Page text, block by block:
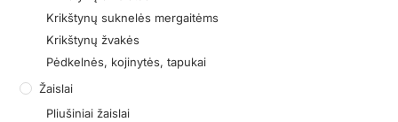
Krikštynų suknelės mergaitėms
Krikštynų žvakės
Pėdkelnės, kojinytės, tapukai
Žaislai
Pliušiniai žaislai